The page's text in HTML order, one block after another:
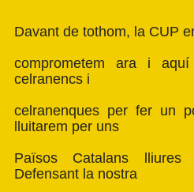
Davant de tothom, la CUP
comprometem ara i
celranencs i
celranenques per fer un
lluitarem per uns
Països Catalans
Defensant la nostra